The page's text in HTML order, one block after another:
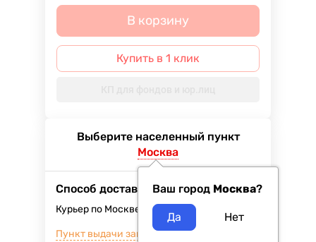
В корзину
Купить в 1 клик
Выберите населенный пункт
Москва
Ваш город Москва?
Способ доставки
Курьер по Москве 10 августа 2026
Пункт выдачи заказов м.ВДНХ